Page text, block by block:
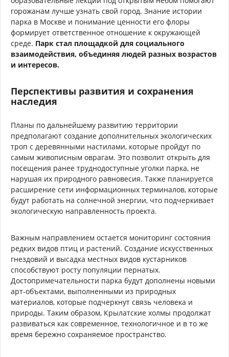
горожанам лучше узнать свой город. Знание истории
парка в Москве и понимание ценности его флоры
формирует ответственное отношение к окружающей
среде. Парк стал площадкой для социального
взаимодействия, объединяя людей разных возрастов
и интересов.
Перспективы развития и сохранения
наследия
Планы по дальнейшему развитию территории
предполагают создание дополнительных экологических
троп с деревянными настилами, которые пройдут по
самым живописным оврагам. Это позволит открыть для
посещения ранее труднодоступные уголки парка, не
нарушая их природного равновесия. Также планируется
расширение сети информационных терминалов, которые
будут работать на солнечной энергии, что подчеркивает
экологическую направленность проекта.
Важным направлением остается мониторинг состояния
редких видов птиц и растений. Создание искусственных
гнездовий и высадка местных видов кустарников
способствуют росту популяции пернатых.
Достопримечательности парка будут дополнены новыми
арт-объектами, выполненными из природных
материалов, которые подчеркнут связь человека и
природы. Таким образом, Крылатские холмы продолжат
развиваться как современное, технологичное и в то же
время бережно сохраняемое пространство.